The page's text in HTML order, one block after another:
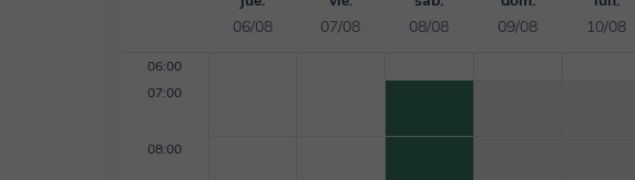
06/08
07/08
08/08
09/08
10/08
06:00
07:00
08:00